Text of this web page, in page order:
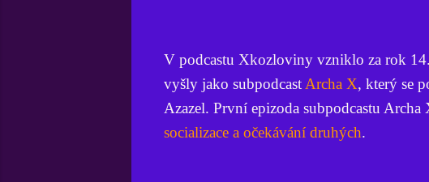
V podcastu Xkozloviny vzniklo za rok
vyšly jako subpodcast Archa X, který se
Azazel. První epizoda subpodcastu
socializace a očekávání druhých.